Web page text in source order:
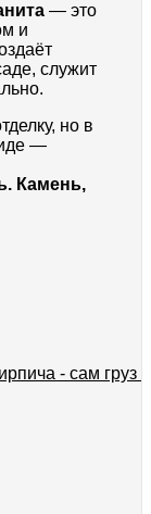
— это
и
служит
но в
—
Камень,
- сам груз